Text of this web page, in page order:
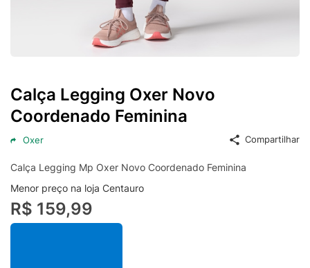
Calça Legging Oxer Novo
Coordenado Feminina
Oxer Compartilhar
Calça Legging Mp Oxer Novo Coordenado Feminina
Menor preço na loja Centauro
R$ 159,99